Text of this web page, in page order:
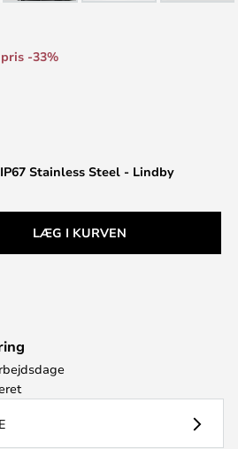
Stainless Steel - Lindby
-33%
LÆG I KURVEN